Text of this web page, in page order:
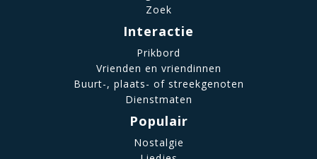
Zoek
Interactie
Prikbord
Vrienden en vriendinnen
Buurt-, plaats- of streekgenoten
Dienstmaten
Populair
Nostalgie